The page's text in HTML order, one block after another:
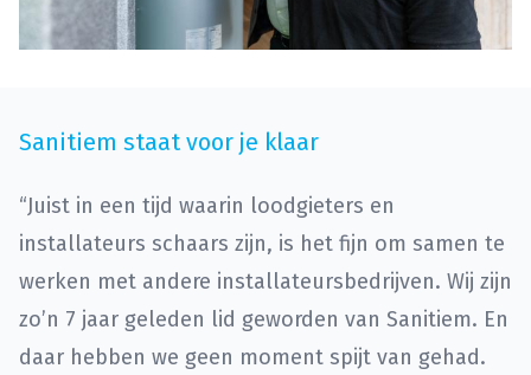
Sanitiem staat voor je klaar
“Juist in een tijd waarin loodgieters en
installateurs schaars zijn, is het fijn om samen te
werken met andere installateursbedrijven. Wij zijn
zo’n 7 jaar geleden lid geworden van Sanitiem. En
daar hebben we geen moment spijt van gehad.